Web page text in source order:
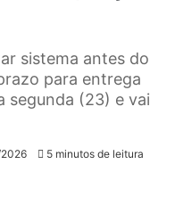
sistema antes do
para entrega
segunda (23) e vai
5 minutos de leitura